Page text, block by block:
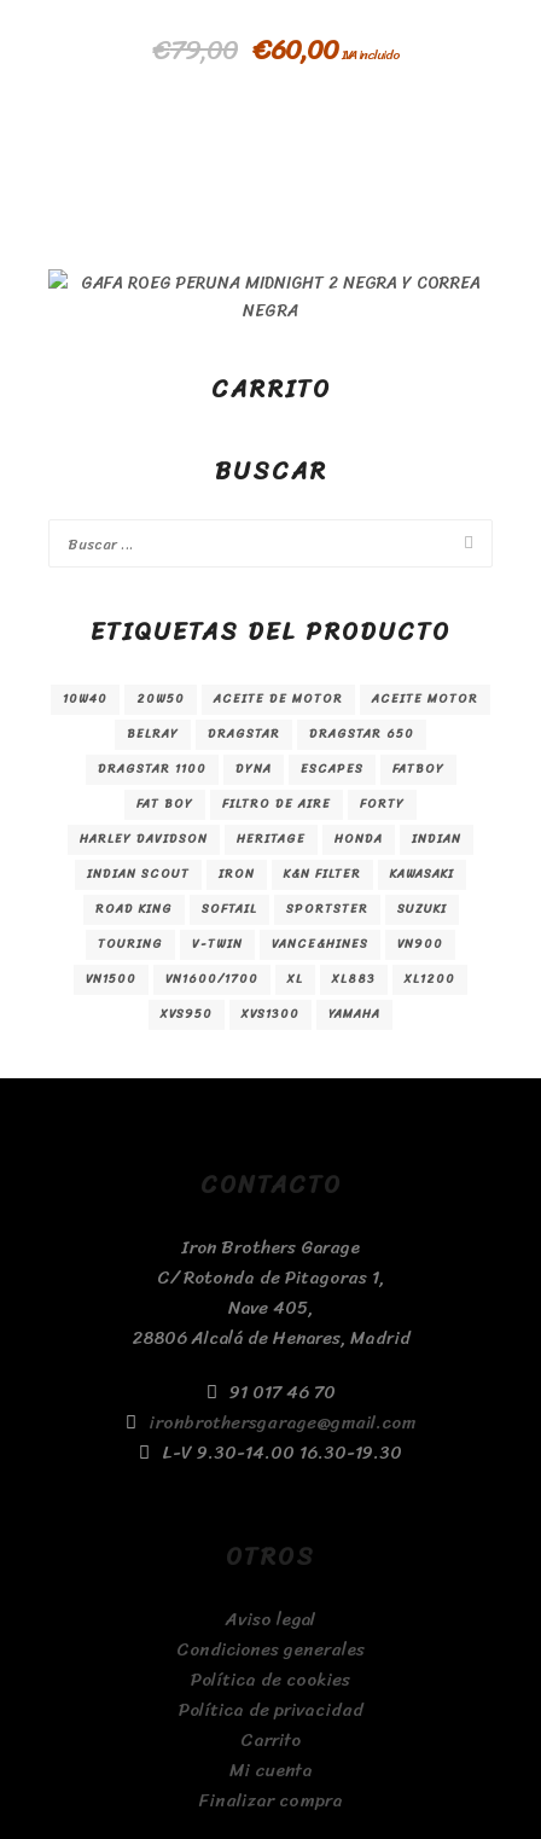
€79,00 €60,00IVA incluido
CARRITO
BUSCAR
ETIQUETAS DEL PRODUCTO
10W40 20W50 ACEITE DE MOTOR
ACEITE MOTOR
BELRAY
DRAGSTAR
DRAGSTAR 650
DRAGSTAR 1100
DYNA ESCAPES
FATBOY
FAT BOY
FILTRO DE AIRE
FORTY
HARLEY DAVIDSON
HERITAGE HONDA
INDIAN
INDIAN SCOUT
IRON K&N FILTER
KAWASAKI
ROAD KING
SOFTAIL SPORTSTER
SUZUKI
TOURING
V-TWIN VANCE&HINES
VN900
VN1500
VN1600/1700 XL XL883
XL1200
XVS950
XVS1300 YAMAHA
CONTACTO
Iron Brothers Garage
C/ Rotonda de Pitagoras 1,
Nave 405,
28806 Alcalá de Henares, Madrid
91 017 46 70
ironbrothersgarage@gmail.com
L-V 9.30-14.00 16.30-19.30
OTROS
Aviso legal
Condiciones generales
Política de cookies
Política de privacidad
Carrito
Mi cuenta
Finalizar compra